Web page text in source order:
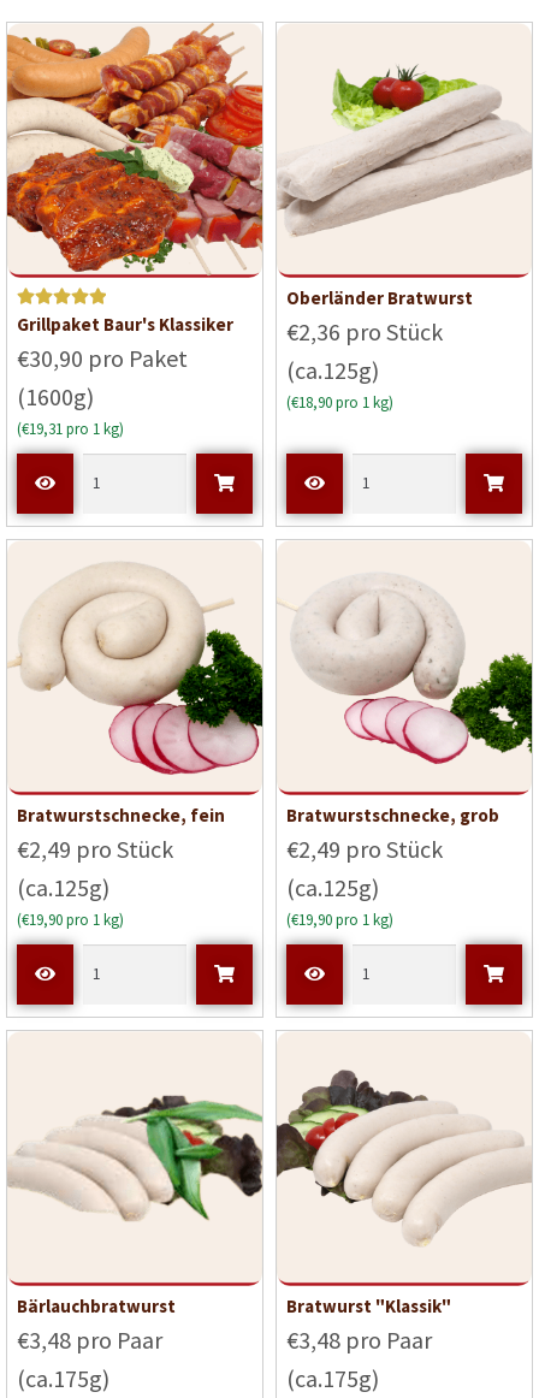
Bewerte
von 5
Grillpaket Baur's Klassiker
€30,90 pro Paket
(1600g)
(€19,31 pro 1 kg)
Oberländer Bratwurst
€2,36 pro Stück
(ca.125g)
(€18,90 pro 1 kg)
Bratwurstschnecke, fein
€2,49 pro Stück
(ca.125g)
(€19,90 pro 1 kg)
Bratwurstschnecke, grob
€2,49 pro Stück
(ca.125g)
(€19,90 pro 1 kg)
Bärlauchbratwurst
€3,48 pro Paar
(ca.175g)
Bratwurst "Klassik"
€3,48 pro Paar
(ca.175g)